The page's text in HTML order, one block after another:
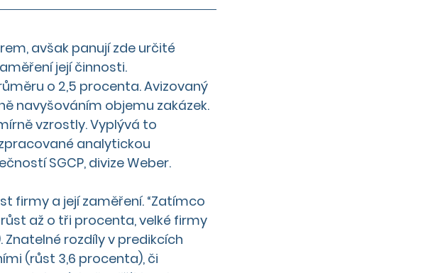
avšak panují zde určité
její činnosti.
o 2,5 procenta. Avizovaný
navyšováním objemu zakázek.
vzrostly. Vyplývá to
analytickou
SGCP, divize Weber.
firmy a její zaměření. “Zatímco
až o tři procenta, velké firmy
rozdíly v predikcích
(růst 3,6 procenta), či